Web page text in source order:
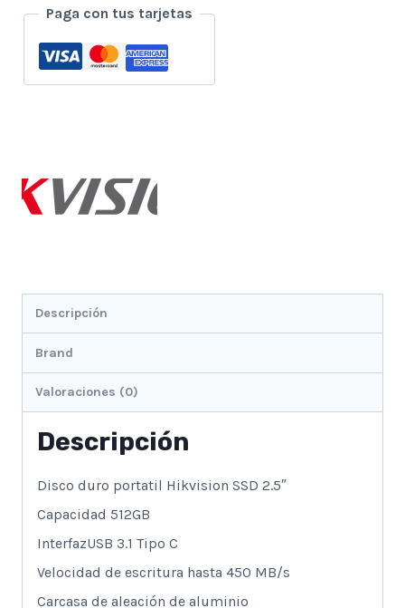
Portatil
Aluminio
T200n
Paga con tus tarjetas
Descripción
Brand
Valoraciones (0)
Descripción
Disco duro portatil Hikvision SSD 2.5″
Capacidad 512GB
InterfazUSB 3.1 Tipo C
Velocidad de escritura hasta 450 MB/s
Carcasa de aleación de aluminio